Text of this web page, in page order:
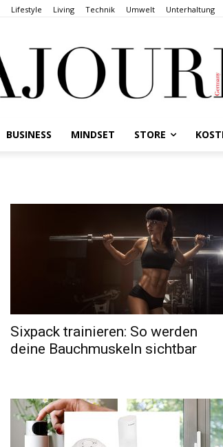
Lifestyle Living Technik Umwelt Unterhaltung
BUSINESS MINDSET STORE
Sixpack trainieren: So werden
deine Bauchmuskeln sichtbar